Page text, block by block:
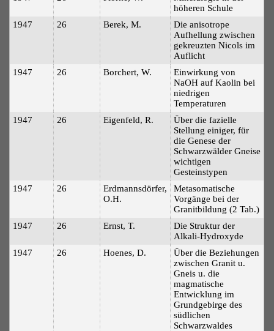
höheren Schule
1947
26 Berek, M.
Die anisotrope
Aufhellung zwischen
gekreuzten Nicols im
Auflicht
1947
26 Borchert, W.
Einwirkung von
NaOH auf Kaolin bei
niedrigen
Temperaturen
1947
26 Eigenfeld, R.
Über die fazielle
Stellung einiger, für
die Genese der
Schwarzwälder Gneise
wichtigen
Gesteinstypen
1947
26
Erdmannsdörfer,
O.H.
Metasomatische
Vorgänge bei der
Granitbildung (2 Tab.)
1947
26 Ernst, T.
Die Struktur der
Alkali-Hydroxyde
1947
26 Hoenes, D.
Über die Beziehungen
zwischen Granit u.
Gneis u. die
magmatische
Entwicklung im
Grundgebirge des
südlichen
Schwarzwaldes